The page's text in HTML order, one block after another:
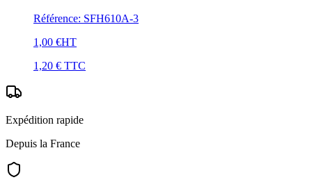
Référence: SFH610A-3
1,00 €HT
1,20 € TTC
Expédition rapide
Depuis la France